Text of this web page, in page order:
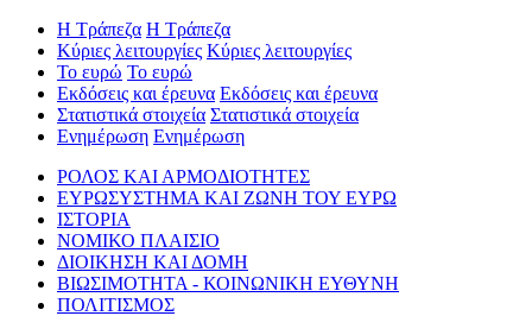
Η Τράπεζα Η Τράπεζα
Κύριες λειτουργίες Κύριες λειτουργίες
Το ευρώ Το ευρώ
Εκδόσεις και έρευνα Εκδόσεις και έρευνα
Στατιστικά στοιχεία Στατιστικά στοιχεία
Ενημέρωση Ενημέρωση
ΡΟΛΟΣ ΚΑΙ ΑΡΜΟΔΙΟΤΗΤΕΣ
ΕΥΡΩΣΥΣΤΗΜΑ ΚΑΙ ΖΩΝΗ ΤΟΥ ΕΥΡΩ
ΙΣΤΟΡΙΑ
ΝΟΜΙΚΟ ΠΛΑΙΣΙΟ
ΔΙΟΙΚΗΣΗ ΚΑΙ ΔΟΜΗ
ΒΙΩΣΙΜΟΤΗΤΑ - ΚΟΙΝΩΝΙΚΗ ΕΥΘΥΝΗ
ΠΟΛΙΤΙΣΜΟΣ